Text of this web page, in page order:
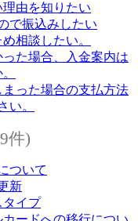
由を知りたい
で振込みしたい
相談したい。
た場合、入金案内は
った場合の支払方法
い。
件)
ついて
新
タイプ